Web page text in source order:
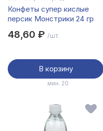
Конфеты супер кислые
персик Монстрики 24 гр
48,60 ₽ /шт.
В корзину
мин. 20